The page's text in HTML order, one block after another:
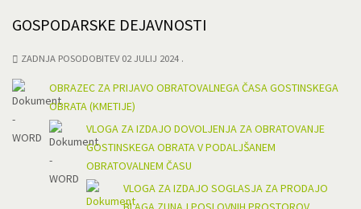
GOSPODARSKE DEJAVNOSTI
ZADNJA POSODOBITEV 02 JULIJ 2024
OBRAZEC ZA PRIJAVO OBRATOVALNEGA ČASA GOSTINSKEGA
OBRATA (KMETIJE)
VLOGA ZA IZDAJO DOVOLJENJA ZA OBRATOVANJE
GOSTINSKEGA OBRATA V PODALJŠANEM
OBRATOVALNEM ČASU
VLOGA ZA IZDAJO SOGLASJA ZA PRODAJO